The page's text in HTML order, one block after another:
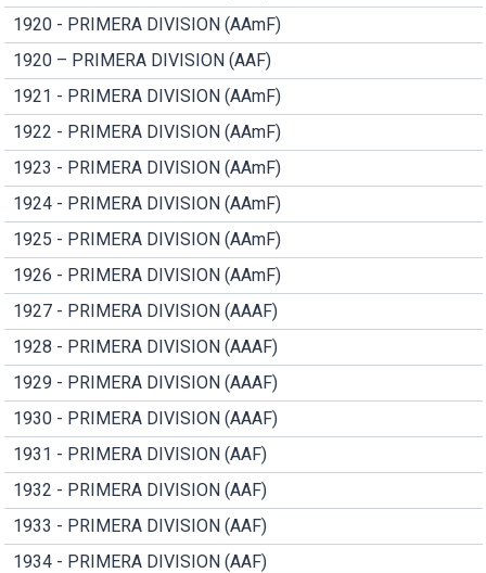
1920 - PRIMERA DIVISION (AAmF)
1920 – PRIMERA DIVISION (AAF)
1921 - PRIMERA DIVISION (AAmF)
1922 - PRIMERA DIVISION (AAmF)
1923 - PRIMERA DIVISION (AAmF)
1924 - PRIMERA DIVISION (AAmF)
1925 - PRIMERA DIVISION (AAmF)
1926 - PRIMERA DIVISION (AAmF)
1927 - PRIMERA DIVISION (AAAF)
1928 - PRIMERA DIVISION (AAAF)
1929 - PRIMERA DIVISION (AAAF)
1930 - PRIMERA DIVISION (AAAF)
1931 - PRIMERA DIVISION (AAF)
1932 - PRIMERA DIVISION (AAF)
1933 - PRIMERA DIVISION (AAF)
1934 - PRIMERA DIVISION (AAF)